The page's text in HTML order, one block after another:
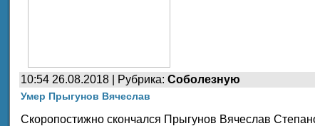
10:54 26.08.2018 | Рубрика: Соболезную
Умер Прыгунов Вячеслав
Скоропостижно скончался Прыгунов Вячеслав